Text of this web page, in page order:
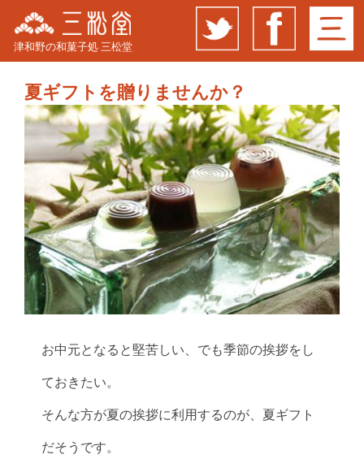
津和野の和菓子処 三松堂
夏ギフトを贈りませんか？
お中元となると堅苦しい、でも季節の挨拶をし
ておきたい。
そんな方が夏の挨拶に利用するのが、夏ギフト
だそうです。